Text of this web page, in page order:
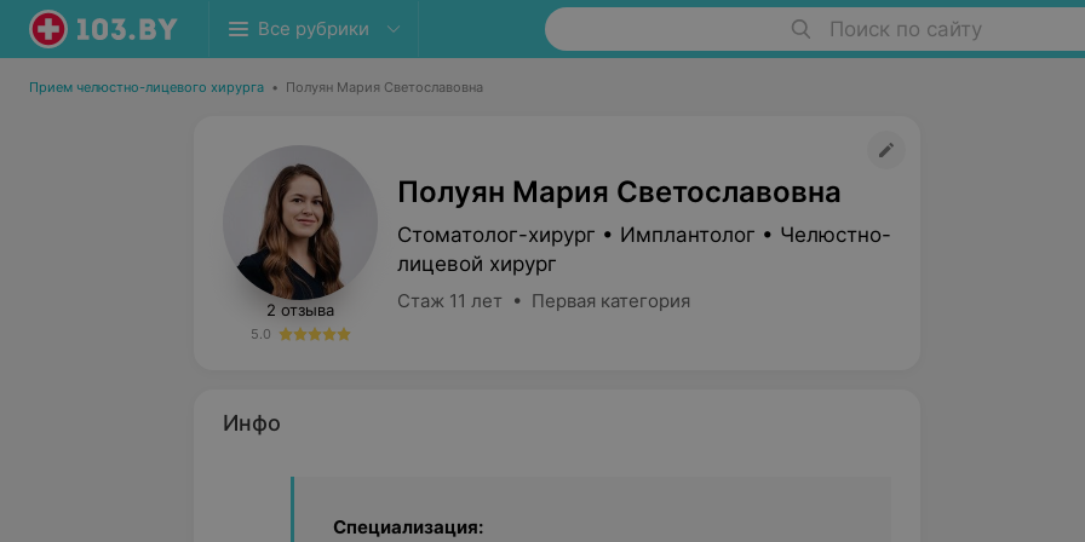
Все рубрики Поиск по сайту
Прием челюстно-лицевого хирурга • Полуян Мария Светославовна
2 отзыва
5.0
Полуян Мария Светославовна
Стоматолог-хирург • Имплантолог • Челюстно-
лицевой хирург
Стаж 11 лет • Первая категория
Инфо
Специализация: